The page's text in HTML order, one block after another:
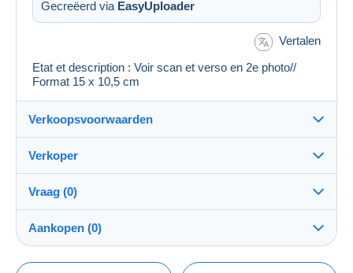
Gecreëerd via EasyUploader
Vertalen
Etat et description : Voir scan et verso en 2e photo//
Format 15 x 10,5 cm
Verkoopsvoorwaarden
Details van de verkoopvoorwaarden
Verzending na betaling binnen 14 dagen
Retourkosten ten laste van de koper.
Verkoper
regislmx100%(63013x)
PRO
Winkel
Vraag (0)
Aankopen (0)